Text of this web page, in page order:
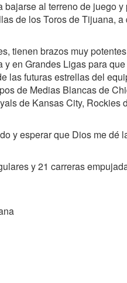
al terreno de juego
de los Toros de Tijuana,
tienen brazos muy
en Grandes Ligas para
las futuras estrellas del
de Medias Blancas de
de Kansas City, Rockies
y esperar que Dios me dé
y 21 carreras